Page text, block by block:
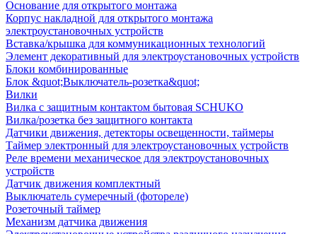
Основание для открытого монтажа
Корпус накладной для открытого монтажа
электроустановочных устройств
Вставка/крышка для коммуникационных технологий
Элемент декоративный для электроустановочных устройств
Блоки комбинированные
Блок &quot;Выключатель-розетка&quot;
Вилки
Вилка с защитным контактом бытовая SCHUKO
Вилка/розетка без защитного контакта
Датчики движения, детекторы освещенности, таймеры
Таймер электронный для электроустановочных устройств
Реле времени механическое для электроустановочных
устройств
Датчик движения комплектный
Выключатель сумеречный (фотореле)
Розеточный таймер
Механизм датчика движения